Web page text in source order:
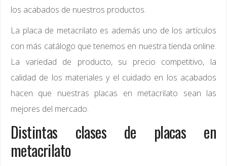
los acabados de nuestros productos.
La placa de metacrilato es además uno de los artículos
con más catálogo que tenemos en nuestra tienda online.
La variedad de producto, su precio competitivo, la
calidad de los materiales y el cuidado en los acabados
hacen que nuestras placas en metacrilato sean las
mejores del mercado.
Distintas clases de placas en
metacrilato